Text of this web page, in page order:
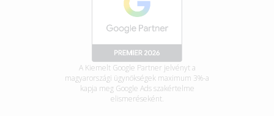
A Kiemelt Google Partner jelvényt a
magyarországi ügynökségek maximum 3%-a
kapja meg Google Ads szakértelme
elismeréseként.